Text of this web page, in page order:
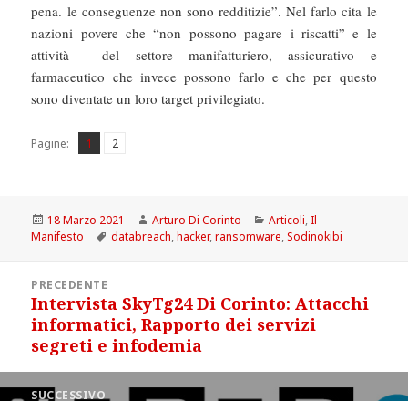
pena. le conseguenze non sono redditizie”. Nel farlo cita le
nazioni povere che “non possono pagare i riscatti” e le
attività del settore manifatturiero, assicurativo e
farmaceutico che invece possono farlo e che per questo
sono diventate un loro target privilegiato.
Pagine: Pagina
1 ,
Pagina
2
Scritto
il
18 Marzo 2021 Autore
Arturo Di Corinto Categorie
Articoli,Il
Manifesto
Tag
databreach,hacker,ransomware,Sodinokibi
articoliPRECEDENTE
Articolo
precedente:
Intervista SkyTg24 Di Corinto: Attacchi
informatici, Rapporto dei servizi
segreti e infodemia
SUCCESSIVO